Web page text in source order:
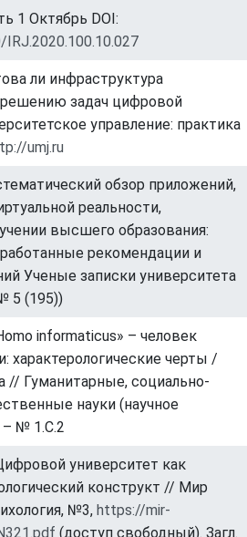
1 Октябрь DOI:
ли инфраструктура
задач цифровой
управление: практика
umj.ru
обзор приложений,
реальности,
высшего образования:
рекомендации и
Ученые записки университета
5 (195))
informaticus» – человек
характерологические черты /
// Гуманитарные, социально-
науки (научное
– № 1.C.2
университет как
конструкт // Мир
№3, https://mir-
(доступ свободный). Загл.